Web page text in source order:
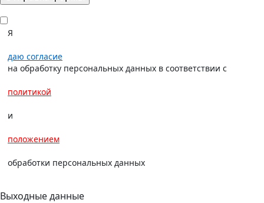
Я
даю согласие
на обработку персональных данных в соответствии с
политикой
и
положением
обработки персональных данных
Выходные данные